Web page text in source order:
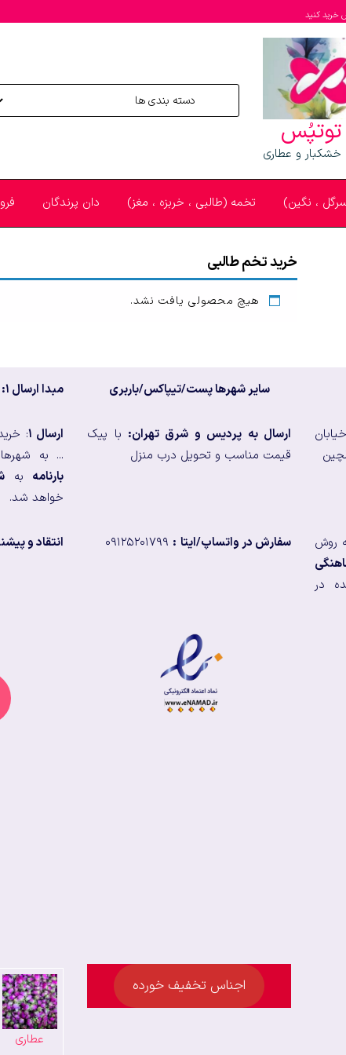
خرید کنید
توتپُس
خشکبار و عطاری
، نگین) تخمه (طالبی ، خربزه ، مغز) دان پرندگان
خرید تخم طالبی
هیچ محصولی یافت نشد.
سایر شهرها پست/تیپاکس/باربری مبدا ارسال ۱:
ارسال به پردیس و شرق تهران: با پیک
قیمت مناسب و تحویل درب منزل
ارسال ۱ :
... به
بارنامه به
خواهد شد.
روش
در
سفارش در واتساپ/ایتا : انتقاد و
اجناس تخفیف خورده
عطاری